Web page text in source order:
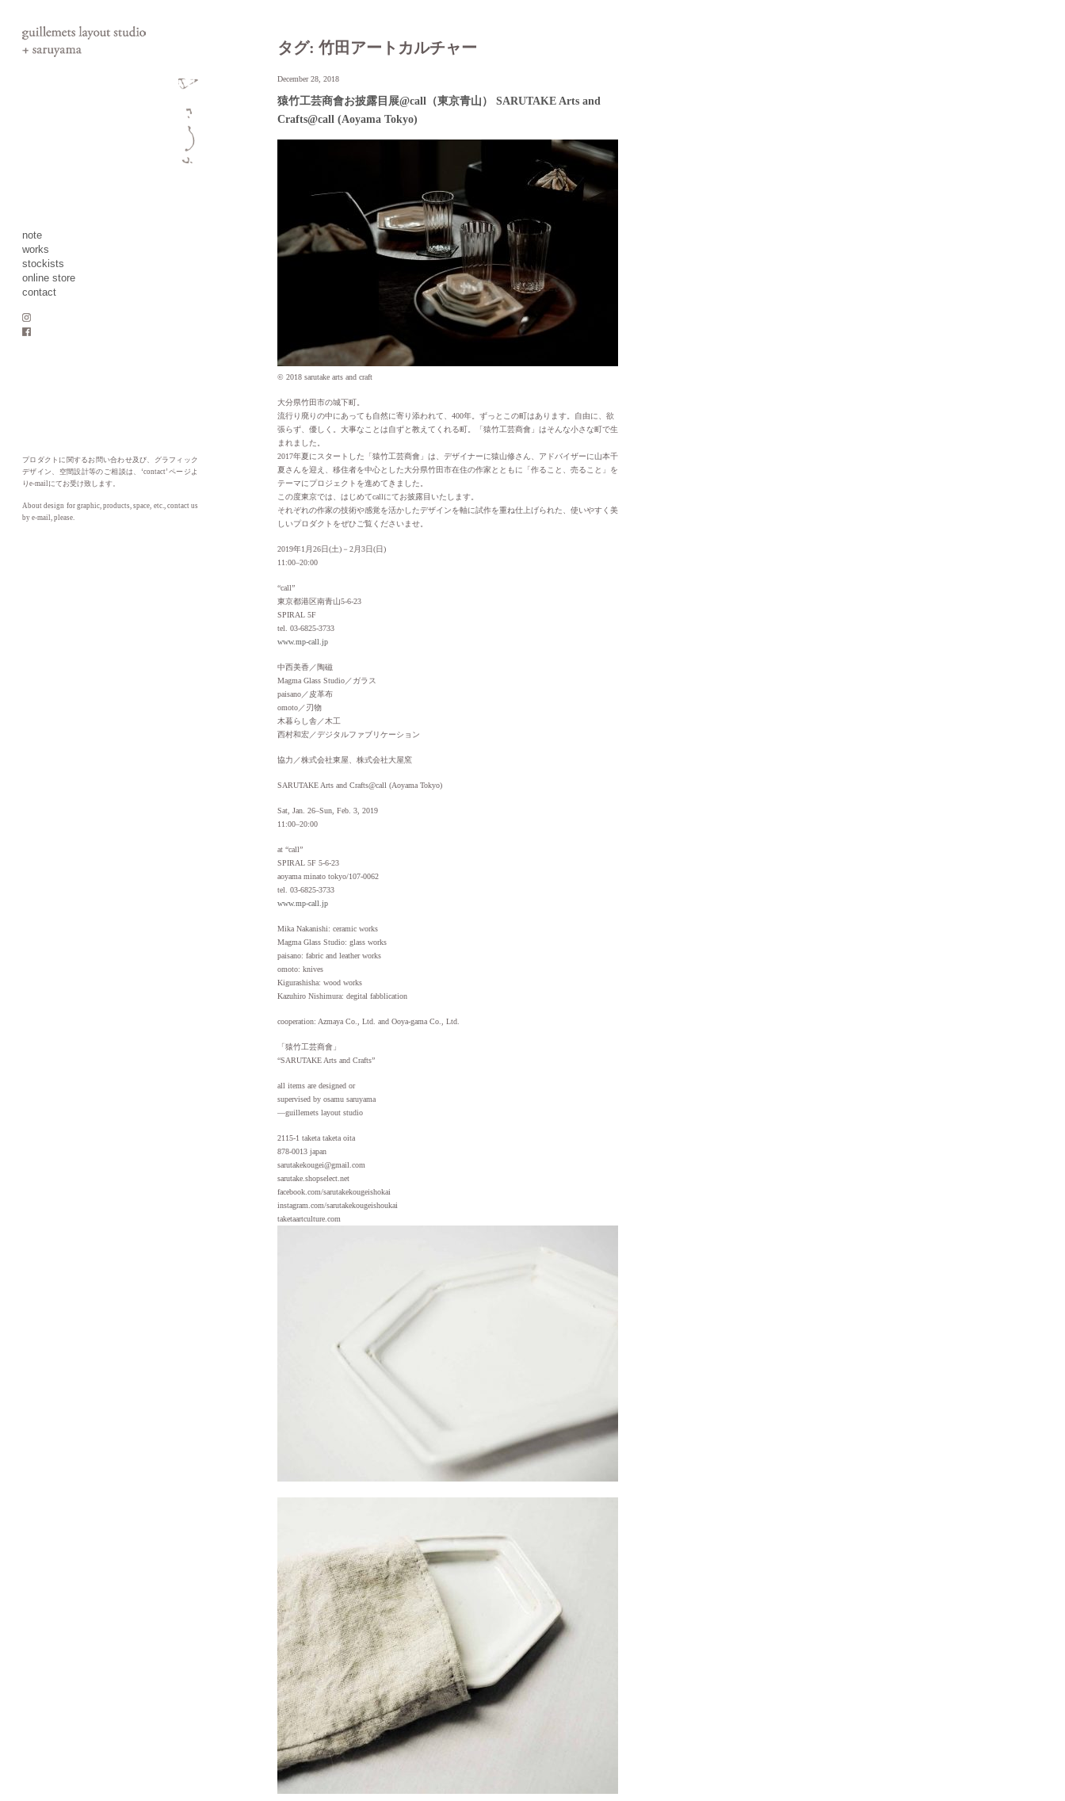
note
works
stockists
online store
contact
プロダクトに関するお問い合わせ及び、グラフィック
デザイン、空間設計等のご相談は、‘contact’ ページよ
りe-mailにてお受け致します。
About design for graphic, products, space, etc., contact us
by e-mail, please.
タグ: 竹田アートカルチャー
December 28, 2018
猿竹工芸商會お披露目展@call（東京青山） SARUTAKE Arts and
Crafts@call (Aoyama Tokyo)
© 2018 sarutake arts and craft
大分県竹田市の城下町。
流行り廃りの中にあっても自然に寄り添われて、400年。ずっとこの町はあります。自由に、欲
張らず、優しく。大事なことは自ずと教えてくれる町。「猿竹工芸商會」はそんな小さな町で生
まれました。
2017年夏にスタートした「猿竹工芸商會」は、デザイナーに猿山修さん、アドバイザーに山本千
夏さんを迎え、移住者を中心とした大分県竹田市在住の作家とともに「作ること、売ること」を
テーマにプロジェクトを進めてきました。
この度東京では、はじめてcallにてお披露目いたします。
それぞれの作家の技術や感覚を活かしたデザインを軸に試作を重ね仕上げられた、使いやすく美
しいプロダクトをぜひご覧くださいませ。
2019年1月26日(土)－2月3日(日)
11:00–20:00
“call”
東京都港区南青山5-6-23
SPIRAL 5F
tel. 03-6825-3733
www.mp-call.jp
中西美香／陶磁
Magma Glass Studio／ガラス
paisano／皮革布
omoto／刃物
木暮らし舎／木工
西村和宏／デジタルファブリケーション
協力／株式会社東屋、株式会社大屋窯
SARUTAKE Arts and Crafts@call (Aoyama Tokyo)
Sat, Jan. 26–Sun, Feb. 3, 2019
11:00–20:00
at “call”
SPIRAL 5F 5-6-23
aoyama minato tokyo/107-0062
tel. 03-6825-3733
www.mp-call.jp
Mika Nakanishi: ceramic works
Magma Glass Studio: glass works
paisano: fabric and leather works
omoto: knives
Kigurashisha: wood works
Kazuhiro Nishimura: degital fabblication
cooperation: Azmaya Co., Ltd. and Ooya-gama Co., Ltd.
「猿竹工芸商會」
“SARUTAKE Arts and Crafts”
all items are designed or
supervised by osamu saruyama
—guillemets layout studio
2115-1 taketa taketa oita
878-0013 japan
sarutakekougei@gmail.com
sarutake.shopselect.net
facebook.com/sarutakekougeishokai
instagram.com/sarutakekougeishoukai
taketaartculture.com